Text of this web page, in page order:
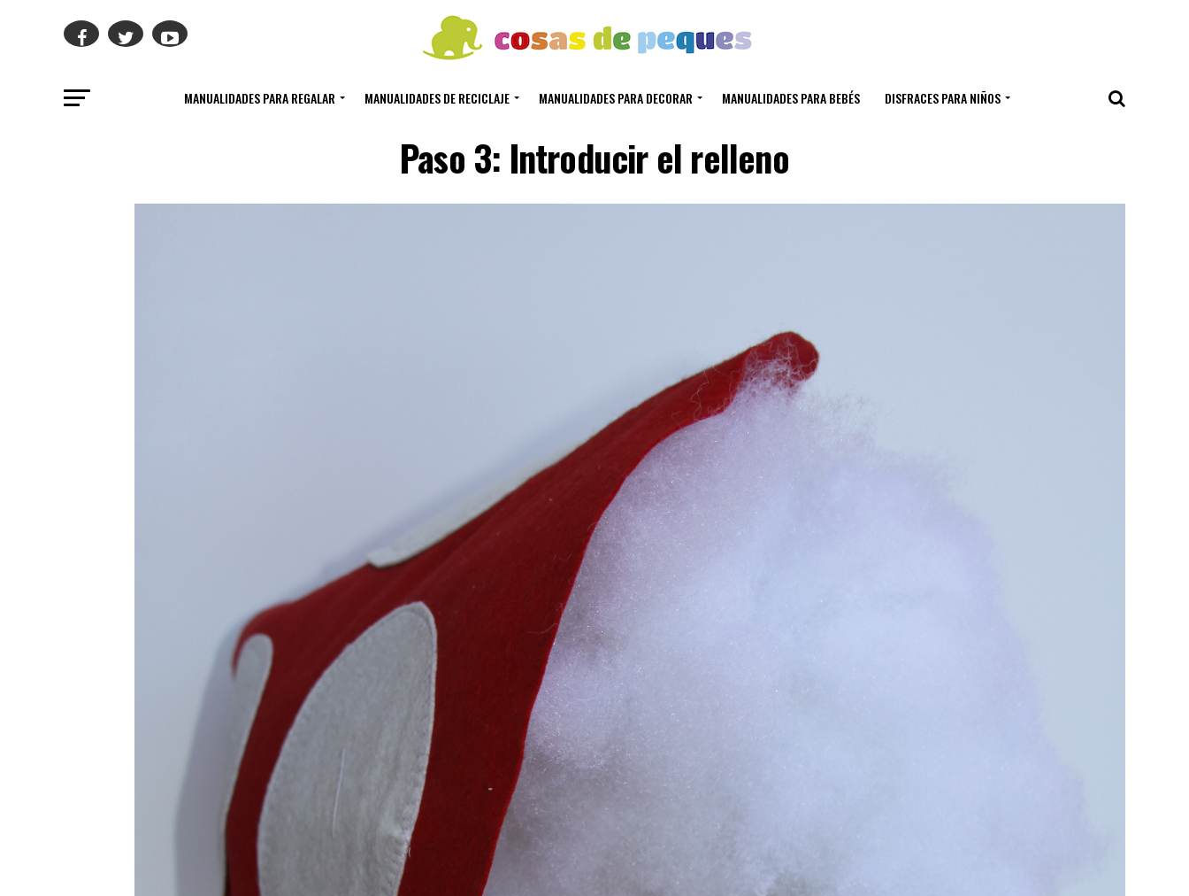
MANUALIDADES PARA REGALAR MANUALIDADES DE RECICLAJE MANUALIDADES PARA DECORAR MANUALIDADES PARA BEBÉS DISFRACES PARA NIÑOS
Paso 3: Introducir el relleno